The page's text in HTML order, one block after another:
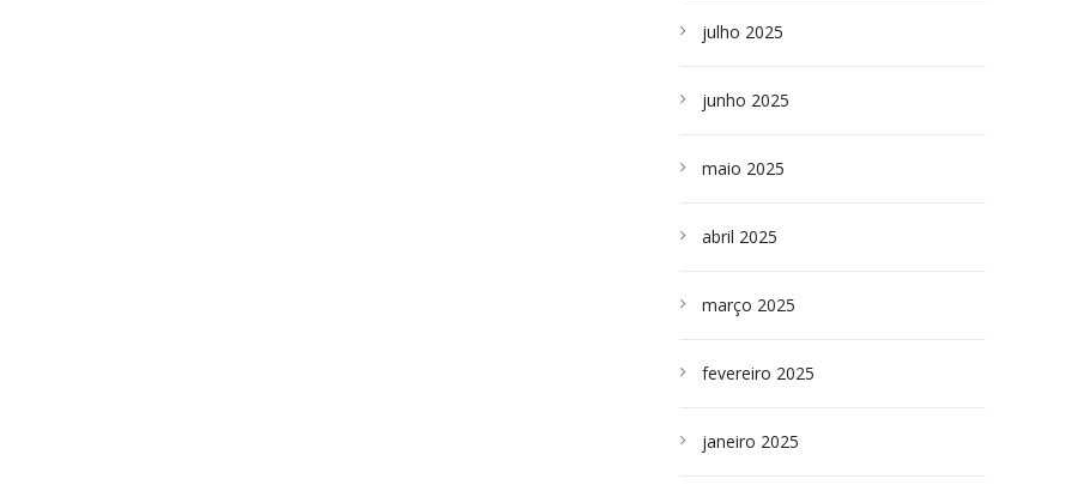
julho 2025
junho 2025
maio 2025
abril 2025
março 2025
fevereiro 2025
janeiro 2025